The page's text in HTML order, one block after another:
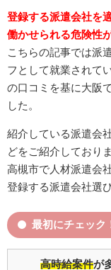
登録する派遣会社を
働かせられる危険性
こちらの記事では派
フとして就業されて
の口コミを基に大阪
した。
紹介している派遣会
どをご紹介しておりま
高槻市で人材派遣会
登録する派遣会社選
最初にチェック
高時給案件が